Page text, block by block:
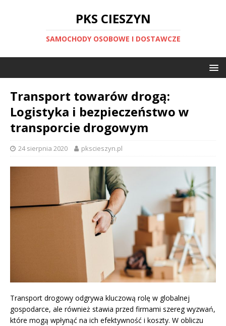
PKS CIESZYN
SAMOCHODY OSOBOWE I DOSTAWCZE
Transport towarów drogą:
Logistyka i bezpieczeństwo w
transporcie drogowym
24 sierpnia 2020 pkscieszyn.pl
Transport drogowy odgrywa kluczową rolę w globalnej
gospodarce, ale również stawia przed firmami szereg wyzwań,
które mogą wpłynąć na ich efektywność i koszty. W obliczu